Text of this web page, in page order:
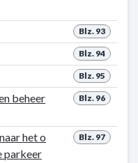
Blz. 93
Blz. 94
Blz. 95
Blz. 96
beheer
Blz. 97
het o
parkeer